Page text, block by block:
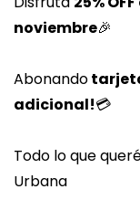
noviembre🎉
Abonando
adicional!💳
Todo lo que
Urbana